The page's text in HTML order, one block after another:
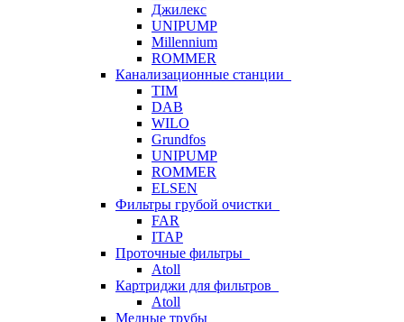
Джилекс
UNIPUMP
Millennium
ROMMER
Канализационные станции
TIM
DAB
WILO
Grundfos
UNIPUMP
ROMMER
ELSEN
Фильтры грубой очистки
FAR
ITAP
Проточные фильтры
Atoll
Картриджи для фильтров
Atoll
Медные трубы